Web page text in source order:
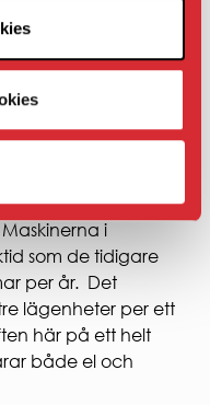
av
är vår
i
som de tidigare
per år. Det
lägenheter per ett
här på ett helt
både el och